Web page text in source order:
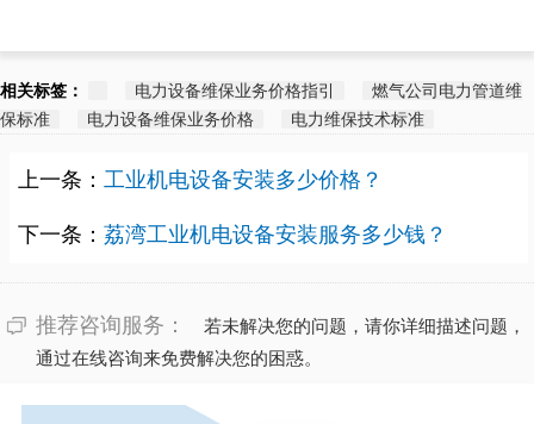
相关标签： 电力设备维保业务价格指引
燃气公司电力管道维
保标准
电力设备维保业务价格 电力维保技术标准
上一条： 工业机电设备安装多少价格？
下一条： 荔湾工业机电设备安装服务多少钱？
推荐咨询服务：
若未解决您的问题，请你详细描述问题，
通过在线咨询来免费解决您的困惑。